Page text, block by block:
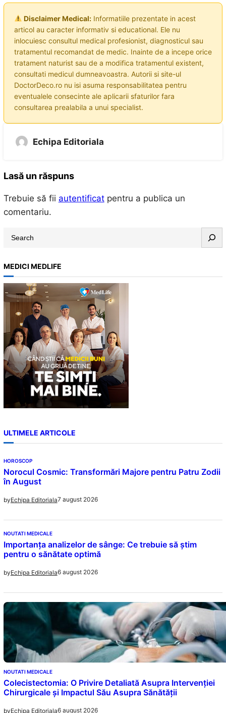
Disclaimer Medical:Informatiile prezentate in acest
articol au caracter informativ si educational. Ele nu
inlocuiesc consultul medical profesionist, diagnosticul sau
tratamentul recomandat de medic. Inainte de a incepe orice
tratament naturist sau de a modifica tratamentul existent,
consultati medicul dumneavoastra. Autorii si site-ul
DoctorDeco.ro nu isi asuma responsabilitatea pentru
eventualele consecinte ale aplicarii sfaturilor fara
consultarea prealabila a unui specialist.
Echipa Editoriala
Lasă un răspuns
Trebuie să fii autentificatpentru a publica un
comentariu.
r
c
h
MEDICI MEDLIFE
ULTIMELE ARTICOLE
HOROSCOP
Norocul Cosmic: Transformări Majore pentru Patru Zodii
în August
byEchipa Editoriala7 august 2026
NOUTATI MEDICALE
Importanța analizelor de sânge: Ce trebuie să știm
pentru o sănătate optimă
byEchipa Editoriala6 august 2026
NOUTATI MEDICALE
Colecistectomia: O Privire Detaliată Asupra Intervenției
Chirurgicale și Impactul Său Asupra Sănătății
byEchipa Editoriala6 august 2026